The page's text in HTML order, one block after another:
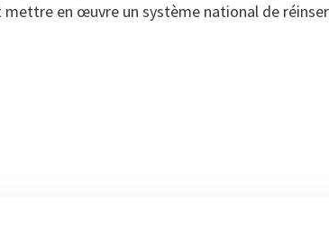
mettre en œuvre un système national de